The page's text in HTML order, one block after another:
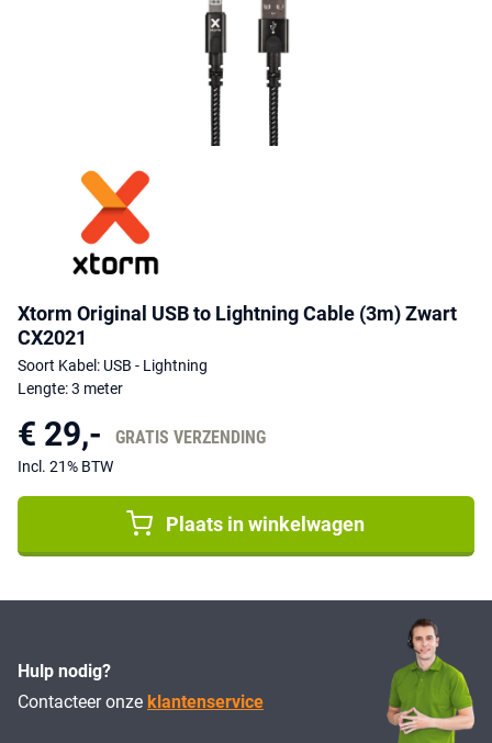
Xtorm Original USB to Lightning Cable (3m) Zwart
CX2021
Soort Kabel: USB - Lightning
Lengte: 3 meter
€ 29,- GRATIS VERZENDING
Incl. 21% BTW
Plaats in winkelwagen
Hulp nodig?
Contacteer onze klantenservice